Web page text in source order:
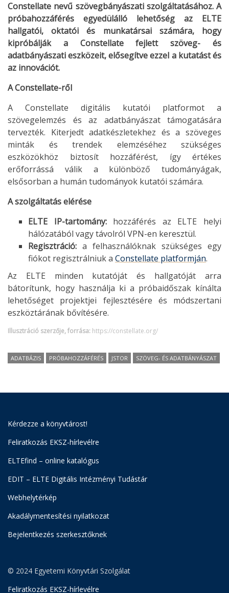
Constellate nevű szövegbányászati szolgáltatásához. A
próbahozzáférés egyedülálló lehetőség az ELTE
hallgatói, oktatói és munkatársai számára, hogy
kipróbálják a Constellate fejlett szöveg- és
adatbányászati eszközeit, elősegítve ezzel a kutatást és
az innovációt.
A Constellate-ről
A Constellate digitális kutatói platformot a
szövegelemzés és az adatbányászat támogatására
tervezték. Kiterjedt adatkészletekhez és a szöveges
minták és trendek elemzéséhez szükséges
eszközökhöz biztosít hozzáférést, így értékes
erőforrássá válik a különböző tudományágak,
elsősorban a humán tudományok kutatói számára.
A szolgáltatás elérése
ELTE IP-tartomány:hozzáférés az ELTE helyi
hálózatából vagy távolról VPN-en keresztül.
Regisztráció: a felhasználóknak szükséges egy
fiókot regisztrálniuk a Constellate platformján.
Az ELTE minden kutatóját és hallgatóját arra
bátorítunk, hogy használja ki a próbaidőszak kínálta
lehetőséget projektjei fejlesztésére és módszertani
eszköztárának bővítésére.
Illusztráció szerzője, forrása: https://constellate.org/
ADATBÁZIS PRÓBAHOZZÁFÉRÉS JSTOR SZÖVEG- ÉS ADATBÁNYÁSZAT
Kérdezze a könyvtárost!
Feliratkozás EKSZ-hírlevélre
ELTEfind – online katalógus
EDIT – ELTE Digitális Intézményi Tudástár
Webhelytérkép
Akadálymentesítési nyilatkozat
Bejelentkezés szerkesztőknek
© 2024 Egyetemi Könyvtári Szolgálat
Feliratkozás EKSZ-hírlevélre